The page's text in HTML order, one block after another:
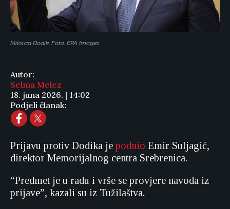
Milorad Dodik. Foto: EPA Images
Autor:
Selma Melez
18. juna 2026. | 14:02
Podjeli članak:
Prijavu protiv Dodika je podnio Emir Suljagić,
direktor Memorijalnog centra Srebrenica.
“Predmet je u radu i vrše se provjere navoda iz
prijave”, kazali su iz Tužilaštva.